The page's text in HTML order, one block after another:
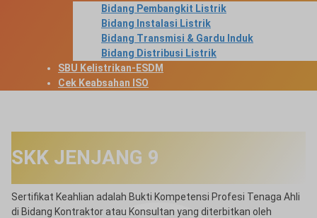
Bidang Pembangkit Listrik
Bidang Instalasi Listrik
Bidang Transmisi & Gardu Induk
Bidang Distribusi Listrik
SBU Kelistrikan-ESDM
Cek Keabsahan ISO
SKK JENJANG 9
Sertifikat Keahlian adalah Bukti Kompetensi Profesi Tenaga Ahli
di Bidang Kontraktor atau Konsultan yang diterbitkan oleh